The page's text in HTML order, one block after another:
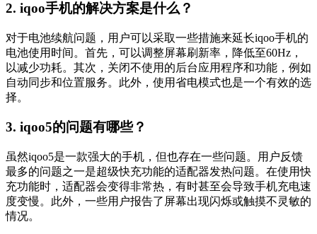
2. iqoo手机的解决方案是什么？
对于电池续航问题，用户可以采取一些措施来延长iqoo手机的
电池使用时间。首先，可以调整屏幕刷新率，降低至60Hz，
以减少功耗。其次，关闭不使用的后台应用程序和功能，例如
自动同步和位置服务。此外，使用省电模式也是一个有效的选
择。
3. iqoo5的问题有哪些？
虽然iqoo5是一款强大的手机，但也存在一些问题。用户反馈
最多的问题之一是超级快充功能的适配器发热问题。在使用快
充功能时，适配器会变得非常热，有时甚至会导致手机充电速
度变慢。此外，一些用户报告了屏幕出现闪烁或触摸不灵敏的
情况。